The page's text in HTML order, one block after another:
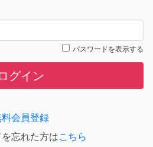
パスワードを表示する
グイン
会員登録
忘れた方はこちら